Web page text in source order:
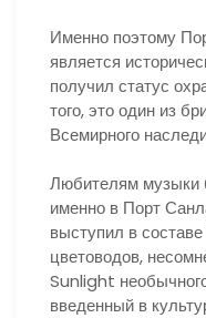
Именно поэтому
является
получил статус
того, это один из
Всемирного
Любителям музыки
именно в Порт
выступил в
цветоводов,
Sunlight
введенный в